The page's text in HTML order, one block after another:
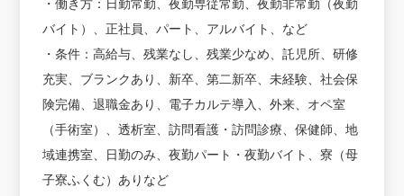
・働き方：日勤常勤、夜勤専従常勤、夜勤非常勤（夜勤
バイト）、正社員、パート、アルバイト、など
・条件：高給与、残業なし、残業少なめ、託児所、研修
充実、ブランクあり、新卒、第二新卒、未経験、社会保
険完備、退職金あり、電子カルテ導入、外来、オペ室
（手術室）、透析室、訪問看護・訪問診療、保健師、地
域連携室、日勤のみ、夜勤パート・夜勤バイト、寮（母
子寮ふくむ）ありなど